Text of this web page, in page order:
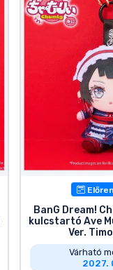
BanG Dream!
kulcstartó Ave
Ver.
Várható
2027.